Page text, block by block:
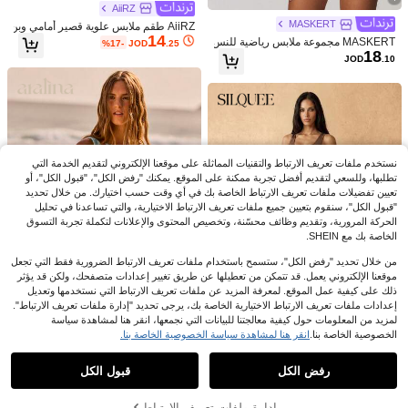
بلون أحادي، قصير، ذو ظهر مكشوف وملا
ئم للجسم
JOD9.40
%6- بعد الكوبون
4
MISSGUIDED
NEW
Missguided x Playboy طقم ستر
JOD19.82
%33-
راز الدوبامين، مناسب للياقة البدنية والريا
ضات الخارجية والبوجا
VARSIVA
VARSIVA طقم رياضي كاجوال مفصل لل
نساء
JOD14.23
%7- عرض المنتجات المشابهة في المخزون
MASKERT
MASKERT مجموعة ملابس رياضية للنس
اء، مجموعة سترة، مجموعة لياقة بدنية، م
لابس يوغا، مجموعة ملابس رياضية ضيقة
للركض، مجموعة عالية المرونة، مريحة و
صديقة للبشرة، مناسبة للمنزل والأوقات
الحرة، الربيع/الصيف
JOD18.10
Silquee
Silquee طقم رياضي نسائي بلون موحد ي
تكون من توب قصير وبنطلون واسع
JOD13.43
%15-
AiiRZ
AiiRZ طقم ملابس علوية قصير أمامي وبن
طلون كابري - مجموعة ملابس رياضية للت
دريب والجري واليوغا والتمارين الرياضي
JOD14 .25
%17-
aralina
حة النشطة للربيع والصيف، تمرين بدون
غرز، رقبة غير متماثلة، كتف واحد، تلوين
%30-
نستخدم ملفات تعريف الارتباط والتقنيات المماثلة على موقعنا الإلكتروني لتقديم الخدمة التي
تطلبها، وللسعي لتقديم أفضل تجربة ممكنة على الموقع. يمكنك "رفض الكل"، "قبول الكل"، أو
تعيين تفضيلات ملفات تعريف الارتباط الخاصة بك في أي وقت حسب اختيارك. من خلال تحديد
"قبول الكل"، سنقوم بتعيين جميع ملفات تعريف الارتباط الاختيارية، والتي تساعدنا في تحليل
الحركة المرورية، وتقديم وظائف محسّنة، وتخصيص المحتوى والإعلانات لتكملة تجربة التسوق
الخاصة بك مع SHEIN.
من خلال تحديد "رفض الكل"، ستسمح باستخدام ملفات تعريف الارتباط الضرورية فقط التي تجعل
موقعنا الإلكتروني يعمل. قد تتمكن من تعطيلها عن طريق تغيير إعدادات متصفحك، ولكن قد يؤثر
ذلك على كيفية عمل الموقع. لمعرفة المزيد عن ملفات تعريف الارتباط التي نستخدمها وتعديل
إعدادات ملفات تعريف الارتباط الاختيارية الخاصة بك، يرجى تحديد "إدارة ملفات تعريف الارتباط".
لمزيد من المعلومات حول كيفية معالجتنا للبيانات التي نجمعها، انقر هنا لمشاهدة سياسة
الخصوصية الخاصة بنا. انقر هنا لمشاهدة سياسة الخصوصية الخاصة بنا.
رفض الكل قبول الكل